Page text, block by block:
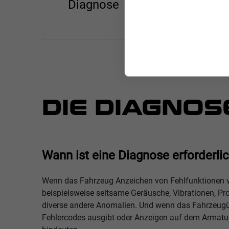
Diagnose
DIE
Wann ist eine Diagnose
Wenn das Fahrzeug Anzeichen von Fehlfunktionen
beispielsweise seltsame Geräusche, Vibrationen,
diverse andere Anomalien. Und wenn das
Fehlercodes ausgibt oder Anzeigen auf dem